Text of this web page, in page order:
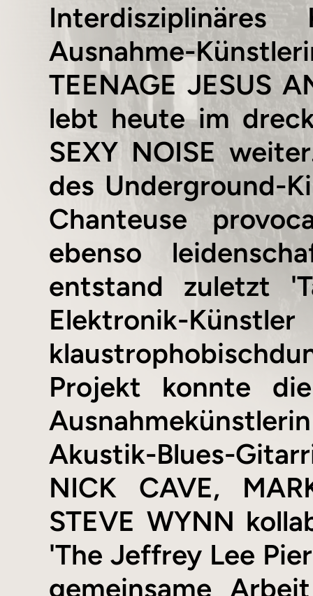
Ausnahme-
TEENAGE JESUS
lebt heute im
SEXY NOISE
des Underground-
Chanteuse
ebenso
entstand zuletzt
Elektronik-
Projekt konnte
Akustik-Blues-
NICK CAVE,
STEVE WYNN
'The Jeffrey Lee
gemeinsame